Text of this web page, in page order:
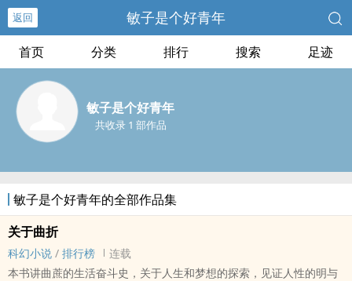
返回 敏子是个好青年
首页 分类 排行 搜索 足迹
敏子是个好青年
共收录 1 部作品
敏子是个好青年的全部作品集
关于曲折
科幻小说 / 排行榜
连载
本书讲曲蔗的生活奋斗史，关于人生和梦想的探索，见证人性的明与